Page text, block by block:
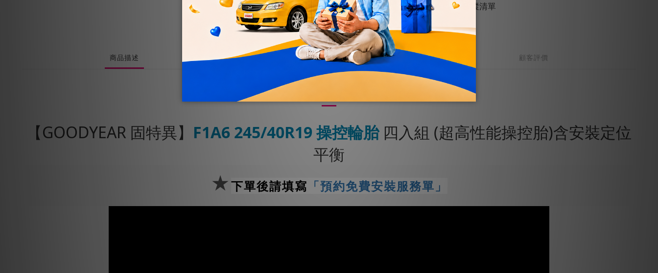
加入追蹤清單
商品描述 送貨及付款方式 顧客評價
【GOODYEAR 固特異】 F1A6 245/40R19 操控輪胎 四入組 (超高性能操控胎)含安裝定位
平衡
★下單後請填寫 「預約免費安裝服務單」